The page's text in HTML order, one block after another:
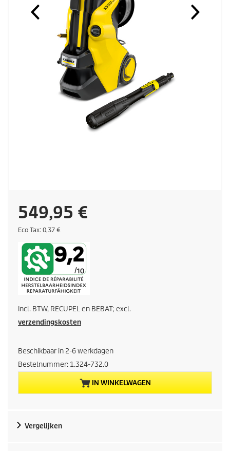
H
u
i
d
g
p
r
d
549,95 €
E
Eco Tax: 0,37 €
Incl. BTW, RECUPEL en BEBAT; excl.
verzendingskosten
Beschikbaar in 2-6 werkdagen
Bestelnummer: 1.324-732.0
IN WINKELWAGEN
Vergelijken